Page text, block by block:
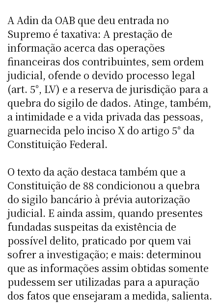
A Adin da OAB que deu entrada no
Supremo é taxativa: A prestação de
informação acerca das operações
financeiras dos contribuintes, sem ordem
judicial, ofende o devido processo legal
(art. 5°, LV) e a reserva de jurisdição para a
quebra do sigilo de dados. Atinge, também,
a intimidade e a vida privada das pessoas,
guarnecida pelo inciso X do artigo 5° da
Constituição Federal.
O texto da ação destaca também que a
Constituição de 88 condicionou a quebra
do sigilo bancário à prévia autorização
judicial. E ainda assim, quando presentes
fundadas suspeitas da existência de
possível delito, praticado por quem vai
sofrer a investigação; e mais: determinou
que as informações assim obtidas somente
pudessem ser utilizadas para a apuração
dos fatos que ensejaram a medida, salienta.